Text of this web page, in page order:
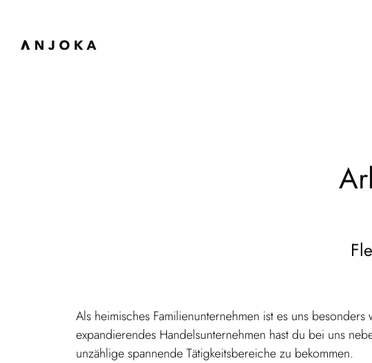
Als heimisches Familienunternehmen ist es uns
expandierendes Handelsunternehmen hast du bei uns
unzählige spannende Tätigkeitsbereiche zu bekommen.